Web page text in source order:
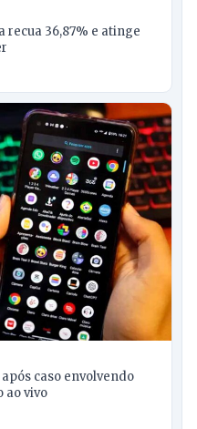
recua 36,87% e atinge
caso envolvendo
ao vivo